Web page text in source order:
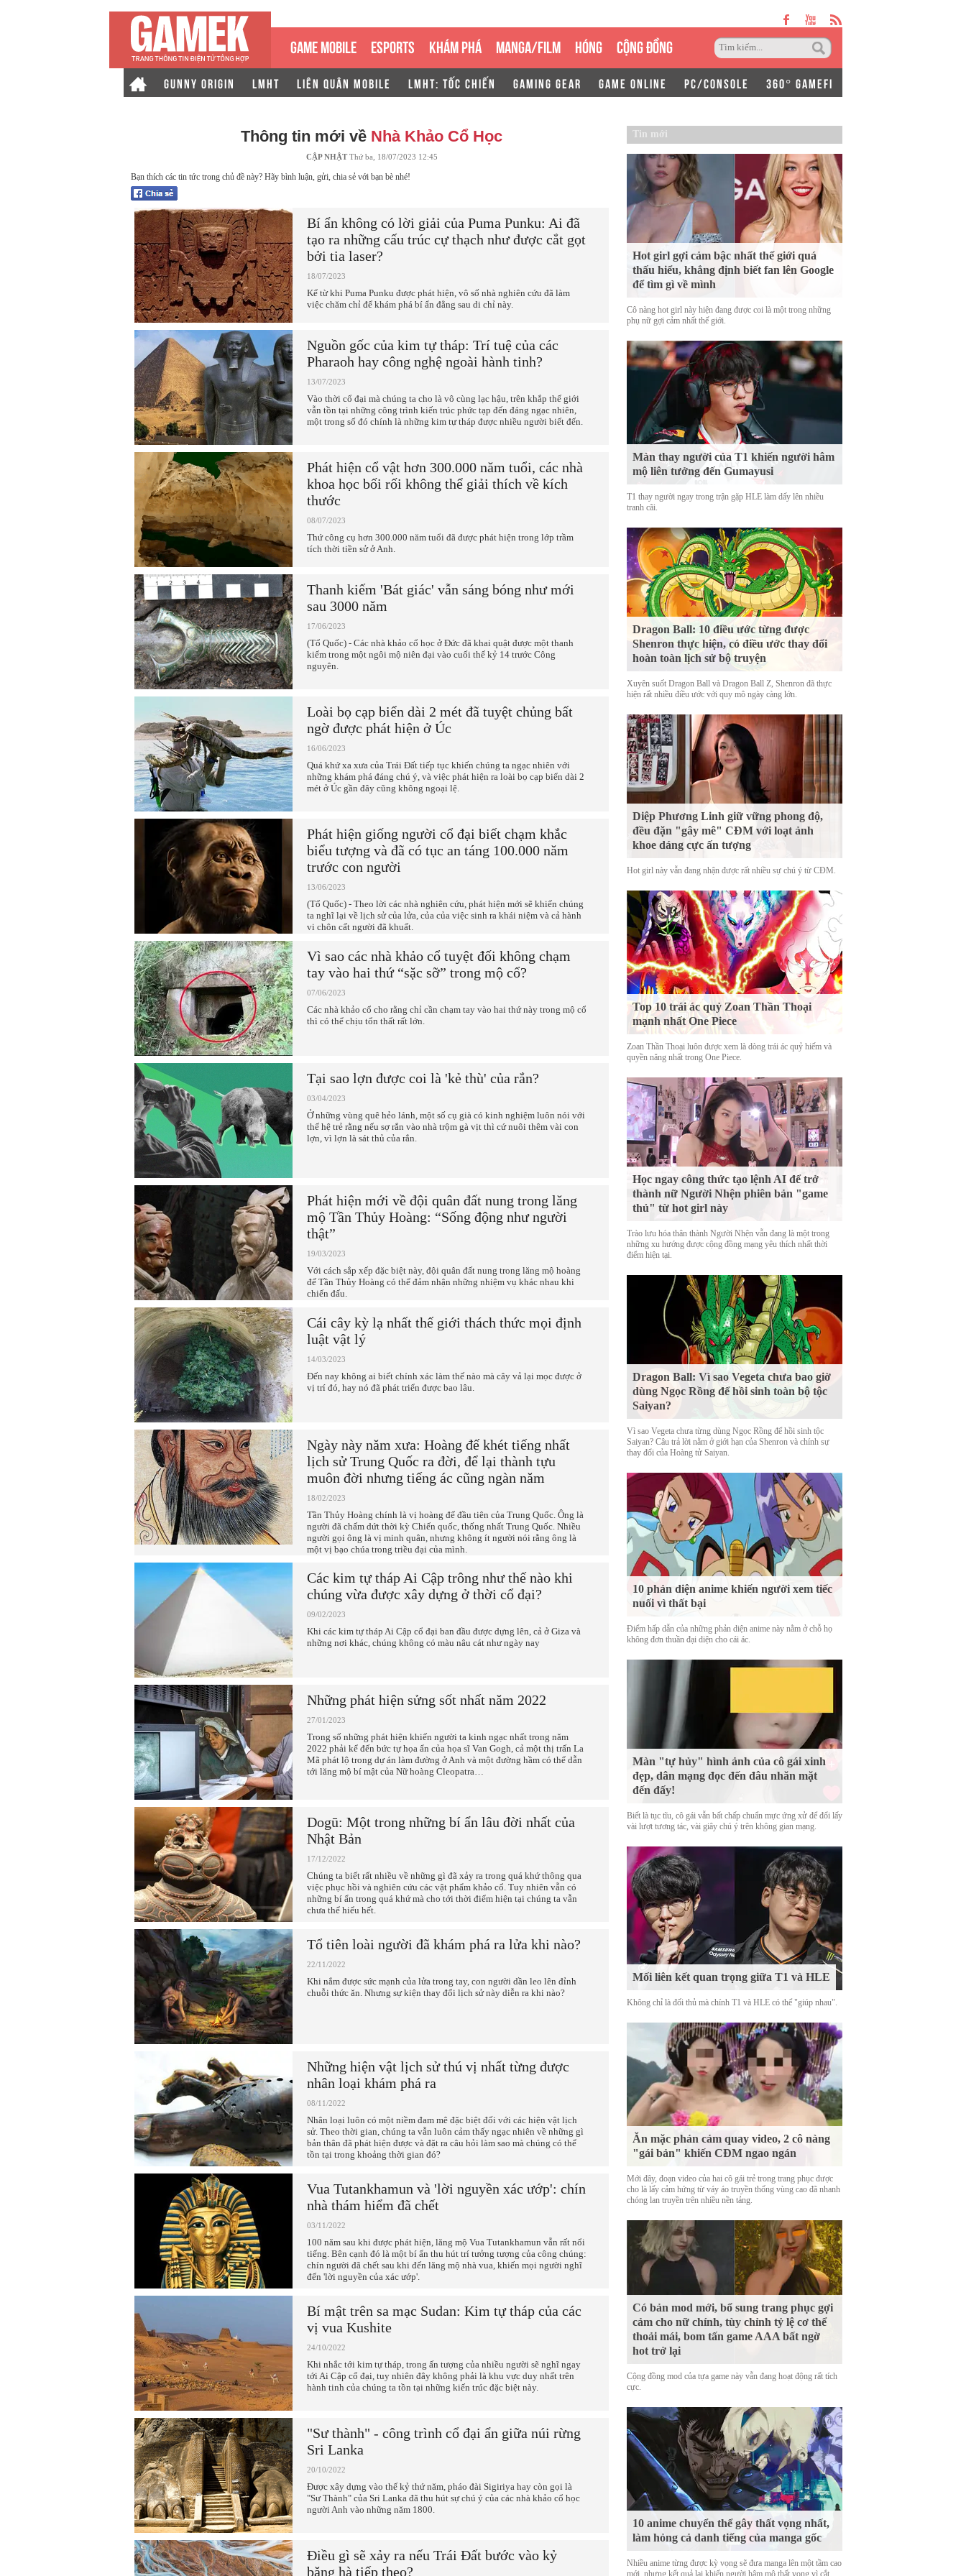
GAME MOBILE ESPORTS KHÁM PHÁ MANGA/FILM HÓNG CỘNG ĐỒNG
GUNNY ORIGIN LMHT LIÊN QUÂN MOBILE LMHT: TỐC CHIẾN GAMING GEAR GAME ONLINE PC/CONSOLE 360° GAMEFI
Thông tin mới về Nhà Khảo Cổ Học
CẬP NHẬTThứ ba, 18/07/2023 12:45
Bạn thích các tin tức trong chủ đề này? Hãy bình luận, gửi, chia sẻ với bạn bè nhé!
Bí ẩn không có lời giải của Puma Punku: Ai đã
tạo ra những cấu trúc cự thạch như được cắt gọt
bởi tia laser?
18/07/2023
Kể từ khi Puma Punku được phát hiện, vô số nhà nghiên cứu đã làm
việc chăm chỉ để khám phá bí ẩn đằng sau di chỉ này.
Nguồn gốc của kim tự tháp: Trí tuệ của các
Pharaoh hay công nghệ ngoài hành tinh?
13/07/2023
Vào thời cổ đại mà chúng ta cho là vô cùng lạc hậu, trên khắp thế giới
vẫn tồn tại những công trình kiến trúc phức tạp đến đáng ngạc nhiên,
một trong số đó chính là những kim tự tháp được nhiều người biết đến.
Phát hiện cổ vật hơn 300.000 năm tuổi, các nhà
khoa học bối rối không thể giải thích về kích
thước
08/07/2023
Thứ công cụ hơn 300.000 năm tuổi đã được phát hiện trong lớp trầm
tích thời tiền sử ở Anh.
Thanh kiếm 'Bát giác' vẫn sáng bóng như mới
sau 3000 năm
17/06/2023
(Tổ Quốc) - Các nhà khảo cổ học ở Đức đã khai quật được một thanh
kiếm trong một ngôi mộ niên đại vào cuối thế kỷ 14 trước Công
nguyên.
Loài bọ cạp biển dài 2 mét đã tuyệt chủng bất
ngờ được phát hiện ở Úc
16/06/2023
Quá khứ xa xưa của Trái Đất tiếp tục khiến chúng ta ngạc nhiên với
những khám phá đáng chú ý, và việc phát hiện ra loài bọ cạp biển dài 2
mét ở Úc gần đây cũng không ngoại lệ.
Phát hiện giống người cổ đại biết chạm khắc
biểu tượng và đã có tục an táng 100.000 năm
trước con người
13/06/2023
(Tổ Quốc) - Theo lời các nhà nghiên cứu, phát hiện mới sẽ khiến chúng
ta nghĩ lại về lịch sử của lửa, của của việc sinh ra khái niệm và cả hành
vi chôn cất người đã khuất.
Vì sao các nhà khảo cổ tuyệt đối không chạm
tay vào hai thứ “sặc sỡ” trong mộ cổ?
07/06/2023
Các nhà khảo cổ cho rằng chỉ cần chạm tay vào hai thứ này trong mộ cổ
thì có thể chịu tổn thất rất lớn.
Tại sao lợn được coi là 'kẻ thù' của rắn?
03/04/2023
Ở những vùng quê hẻo lánh, một số cụ già có kinh nghiệm luôn nói với
thế hệ trẻ rằng nếu sợ rắn vào nhà trộm gà vịt thì cứ nuôi thêm vài con
lợn, vì lợn là sát thủ của rắn.
Phát hiện mới về đội quân đất nung trong lăng
mộ Tần Thủy Hoàng: “Sống động như người
thật”
19/03/2023
Với cách sắp xếp đặc biệt này, đội quân đất nung trong lăng mộ hoàng
đế Tần Thủy Hoàng có thể đảm nhận những nhiệm vụ khác nhau khi
chiến đấu.
Cái cây kỳ lạ nhất thế giới thách thức mọi định
luật vật lý
14/03/2023
Đến nay không ai biết chính xác làm thế nào mà cây vả lại mọc được ở
vị trí đó, hay nó đã phát triển được bao lâu.
Ngày này năm xưa: Hoàng đế khét tiếng nhất
lịch sử Trung Quốc ra đời, để lại thành tựu
muôn đời nhưng tiếng ác cũng ngàn năm
18/02/2023
Tần Thủy Hoàng chính là vị hoàng đế đầu tiên của Trung Quốc. Ông là
người đã chấm dứt thời kỳ Chiến quốc, thống nhất Trung Quốc. Nhiều
người gọi ông là vị minh quân, nhưng không ít người nói rằng ông là
một vị bạo chúa trong triều đại của mình.
Các kim tự tháp Ai Cập trông như thế nào khi
chúng vừa được xây dựng ở thời cổ đại?
09/02/2023
Khi các kim tự tháp Ai Cập cổ đại ban đầu được dựng lên, cả ở Giza và
những nơi khác, chúng không có màu nâu cát như ngày nay
Những phát hiện sửng sốt nhất năm 2022
27/01/2023
Trong số những phát hiện khiến người ta kinh ngạc nhất trong năm
2022 phải kể đến bức tự họa ẩn của họa sĩ Van Gogh, cả một thị trấn La
Mã phát lộ trong dự án làm đường ở Anh và một đường hầm có thể dẫn
tới lăng mộ bí mật của Nữ hoàng Cleopatra…
Dogū: Một trong những bí ẩn lâu đời nhất của
Nhật Bản
17/12/2022
Chúng ta biết rất nhiều về những gì đã xảy ra trong quá khứ thông qua
việc phục hồi và nghiên cứu các vật phẩm khảo cổ. Tuy nhiên vẫn có
những bí ẩn trong quá khứ mà cho tới thời điểm hiện tại chúng ta vẫn
chưa thể hiểu hết.
Tổ tiên loài người đã khám phá ra lửa khi nào?
22/11/2022
Khi nắm được sức mạnh của lửa trong tay, con người dần leo lên đỉnh
chuỗi thức ăn. Nhưng sự kiện thay đổi lịch sử này diễn ra khi nào?
Những hiện vật lịch sử thú vị nhất từng được
nhân loại khám phá ra
08/11/2022
Nhân loại luôn có một niềm đam mê đặc biệt đối với các hiện vật lịch
sử. Theo thời gian, chúng ta vẫn luôn cảm thấy ngạc nhiên về những gì
bản thân đã phát hiện được và đặt ra câu hỏi làm sao mà chúng có thể
tồn tại trong khoảng thời gian đó?
Vua Tutankhamun và 'lời nguyền xác ướp': chín
nhà thám hiểm đã chết
03/11/2022
100 năm sau khi được phát hiện, lăng mộ Vua Tutankhamun vẫn rất nổi
tiếng. Bên cạnh đó là một bí ẩn thu hút trí tưởng tượng của công chúng:
chín người đã chết sau khi đến lăng mộ nhà vua, khiến mọi người nghĩ
đến 'lời nguyền của xác ướp'.
Bí mật trên sa mạc Sudan: Kim tự tháp của các
vị vua Kushite
24/10/2022
Khi nhắc tới kim tự tháp, trong ấn tượng của nhiều người sẽ nghĩ ngay
tới Ai Cập cổ đại, tuy nhiên đây không phải là khu vực duy nhất trên
hành tinh của chúng ta tồn tại những kiến trúc đặc biệt này.
"Sư thành" - công trình cổ đại ẩn giữa núi rừng
Sri Lanka
20/10/2022
Được xây dựng vào thế kỷ thứ năm, pháo đài Sigiriya hay còn gọi là
"Sư Thành" của Sri Lanka đã thu hút sự chú ý của các nhà khảo cổ học
người Anh vào những năm 1800.
Điều gì sẽ xảy ra nếu Trái Đất bước vào kỷ
băng hà tiếp theo?
Tin mới
Hot girl gợi cảm bậc nhất thế giới quá
thấu hiểu, khẳng định biết fan lên Google
để tìm gì về mình
Cô nàng hot girl này hiện đang được coi là một trong những
phụ nữ gợi cảm nhất thế giới.
Màn thay người của T1 khiến người hâm
mộ liên tưởng đến Gumayusi
T1 thay người ngay trong trận gặp HLE làm dấy lên nhiều
tranh cãi.
Dragon Ball: 10 điều ước từng được
Shenron thực hiện, có điều ước thay đổi
hoàn toàn lịch sử bộ truyện
Xuyên suốt Dragon Ball và Dragon Ball Z, Shenron đã thực
hiện rất nhiều điều ước với quy mô ngày càng lớn.
Diệp Phương Linh giữ vững phong độ,
đều đặn "gây mê" CĐM với loạt ảnh
khoe dáng cực ấn tượng
Hot girl này vẫn đang nhận được rất nhiều sự chú ý từ CĐM.
Top 10 trái ác quỷ Zoan Thần Thoại
mạnh nhất One Piece
Zoan Thần Thoại luôn được xem là dòng trái ác quỷ hiếm và
quyền năng nhất trong One Piece.
Học ngay công thức tạo lệnh AI để trở
thành nữ Người Nhện phiên bản "game
thủ" từ hot girl này
Trào lưu hóa thân thành Người Nhện vẫn đang là một trong
những xu hướng được cộng đồng mạng yêu thích nhất thời
điểm hiện tại.
Dragon Ball: Vì sao Vegeta chưa bao giờ
dùng Ngọc Rồng để hồi sinh toàn bộ tộc
Saiyan?
Vì sao Vegeta chưa từng dùng Ngọc Rồng để hồi sinh tộc
Saiyan? Câu trả lời nằm ở giới hạn của Shenron và chính sự
thay đổi của Hoàng tử Saiyan.
10 phản diện anime khiến người xem tiếc
nuối vì thất bại
Điểm hấp dẫn của những phản diện anime này nằm ở chỗ họ
không đơn thuần đại diện cho cái ác.
Màn "tự hủy" hình ảnh của cô gái xinh
đẹp, dân mạng đọc đến đâu nhăn mặt
đến đấy!
Biết là tục tĩu, cô gái vẫn bất chấp chuẩn mực ứng xử để đổi lấy
vài lượt tương tác, vài giây chú ý trên không gian mạng.
Mối liên kết quan trọng giữa T1 và HLE
Không chỉ là đối thủ mà chính T1 và HLE có thể "giúp nhau".
Ăn mặc phản cảm quay video, 2 cô nàng
"gái bản" khiến CĐM ngao ngán
Mới đây, đoạn video của hai cô gái trẻ trong trang phục được
cho là lấy cảm hứng từ váy áo truyền thống vùng cao đã nhanh
chóng lan truyền trên nhiều nền tảng.
Có bản mod mới, bổ sung trang phục gợi
cảm cho nữ chính, tùy chỉnh tỷ lệ cơ thể
thoải mái, bom tấn game AAA bất ngờ
hot trở lại
Cộng đồng mod của tựa game này vẫn đang hoạt động rất tích
cực.
10 anime chuyển thể gây thất vọng nhất,
làm hỏng cả danh tiếng của manga gốc
Nhiều anime từng được kỳ vọng sẽ đưa manga lên một tầm cao
mới, nhưng kết quả lại khiến người hâm mộ thất vọng vì cắt